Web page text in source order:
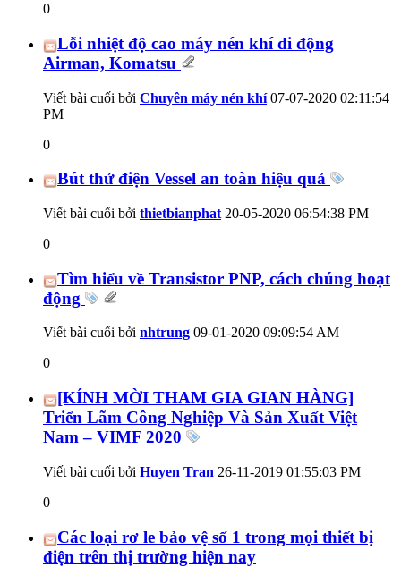
0
Lỗi nhiệt độ cao máy nén khí di động
Airman, Komatsu
Viết bài cuối bởi Chuyên máy nén khí07-07-2020 02:11:54
PM
0
Bút thử điện Vessel an toàn hiệu quả
Viết bài cuối bởi thietbianphat 20-05-2020 06:54:38 PM
0
Tìm hiểu về Transistor PNP, cách chúng hoạt
động
Viết bài cuối bởi nhtrung 09-01-2020 09:09:54 AM
0
[KÍNH MỜI THAM GIA GIAN HÀNG]
Triển Lãm Công Nghiệp Và Sản Xuất Việt
Nam – VIMF 2020
Viết bài cuối bởi Huyen Tran 26-11-2019 01:55:03 PM
0
Các loại rơ le bảo vệ số 1 trong mọi thiết bị
điện trên thị trường hiện nay